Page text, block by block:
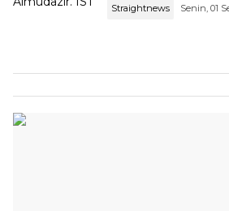
Straightnews Senin, 01